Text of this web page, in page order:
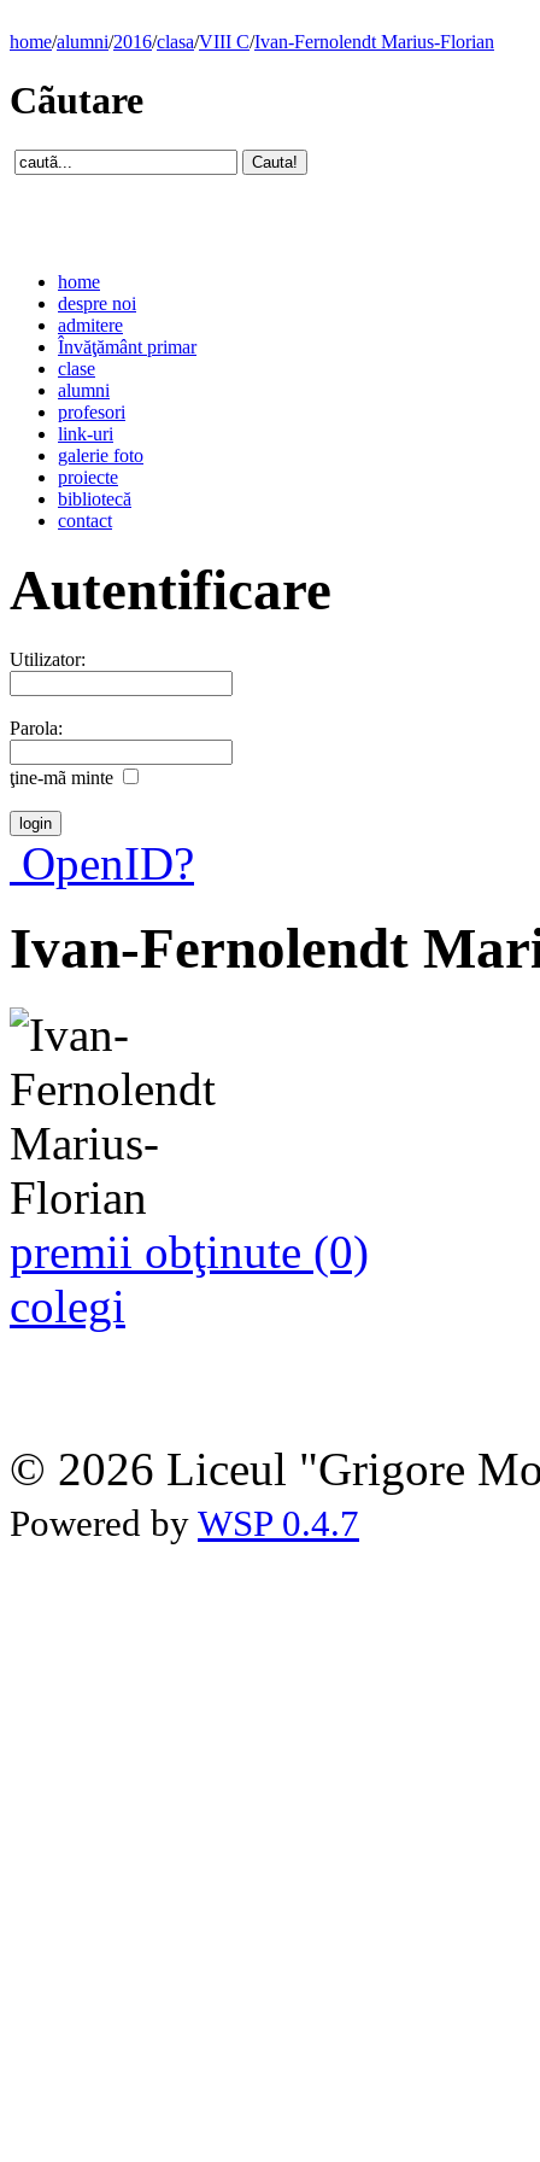
home/alumni/2016/clasa/VIII C/Ivan-Fernolendt Marius-Florian
Cãutare
home
despre noi
admitere
Învăţământ primar
clase
alumni
profesori
link-uri
galerie foto
proiecte
bibliotecă
contact
Autentificare
Utilizator:
Parola:
ţine-mã minte
OpenID?
Ivan-Fernolendt
premii obţinute (0)
colegi
© 2026 Liceul "Grigore
Powered by WSP 0.4.7